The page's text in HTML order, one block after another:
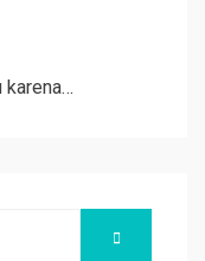
karena…
SEARCH